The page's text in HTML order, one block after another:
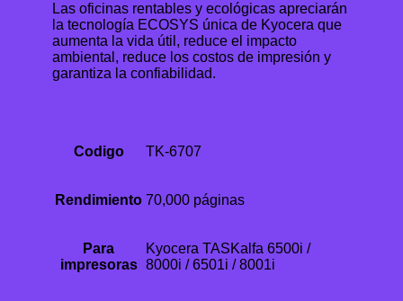
Las oficinas rentables y ecológicas apreciarán
la tecnología ECOSYS única de Kyocera que
aumenta la vida útil, reduce el impacto
ambiental, reduce los costos de impresión y
garantiza la confiabilidad.
Codigo TK-6707
Rendimiento 70,000 páginas
Para
impresoras
Kyocera TASKalfa 6500i /
8000i / 6501i / 8001i